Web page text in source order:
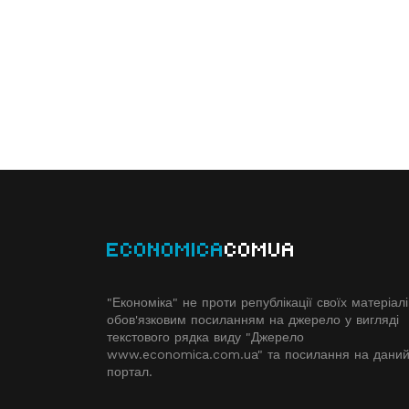
ECONOMICACOMUA
"Економіка" не проти републікації своїх
обов'язковим посиланням на джерело у вигляді
текстового рядка виду "Джерело
www.economiсa.com.ua" та посилання на даний
портал.